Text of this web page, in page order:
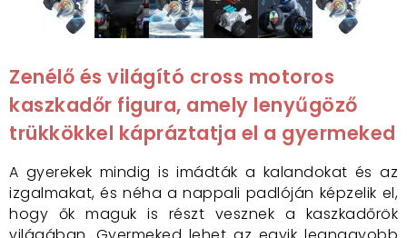
Zenélő és világító cross motoros
kaszkadőr figura, amely lenyűgöző
trükkökkel kápráztatja el a gyermeked
A gyerekek mindig is imádták a kalandokat és az
izgalmakat, és néha a nappali padlóján képzelik el,
hogy ők maguk is részt vesznek a kaszkadőrök